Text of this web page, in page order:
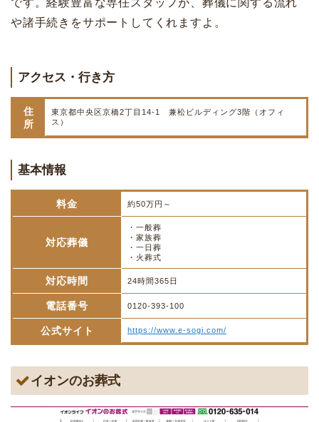
です。経験豊富な専任スタッフが、葬儀に関する流れ
や諸手続きをサポートしてくれますよ。
アクセス・行き方
住
所
東京都中央区京橋2丁目14-1 兼松ビルディング3階（オフィ
ス）
基本情報
料金 約50万円～
対応葬儀
・一般葬
・家族葬
・一日葬
・火葬式
対応時間 24時間365日
電話番号 0120-393-100
公式サイト https://www.e-sogi.com/
イオンのお葬式